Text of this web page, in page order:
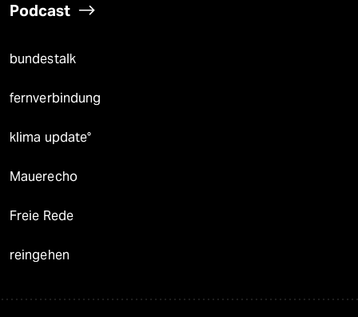
Podcast
bundestalk
fernverbindung
klima update°
Mauerecho
Freie Rede
reingehen